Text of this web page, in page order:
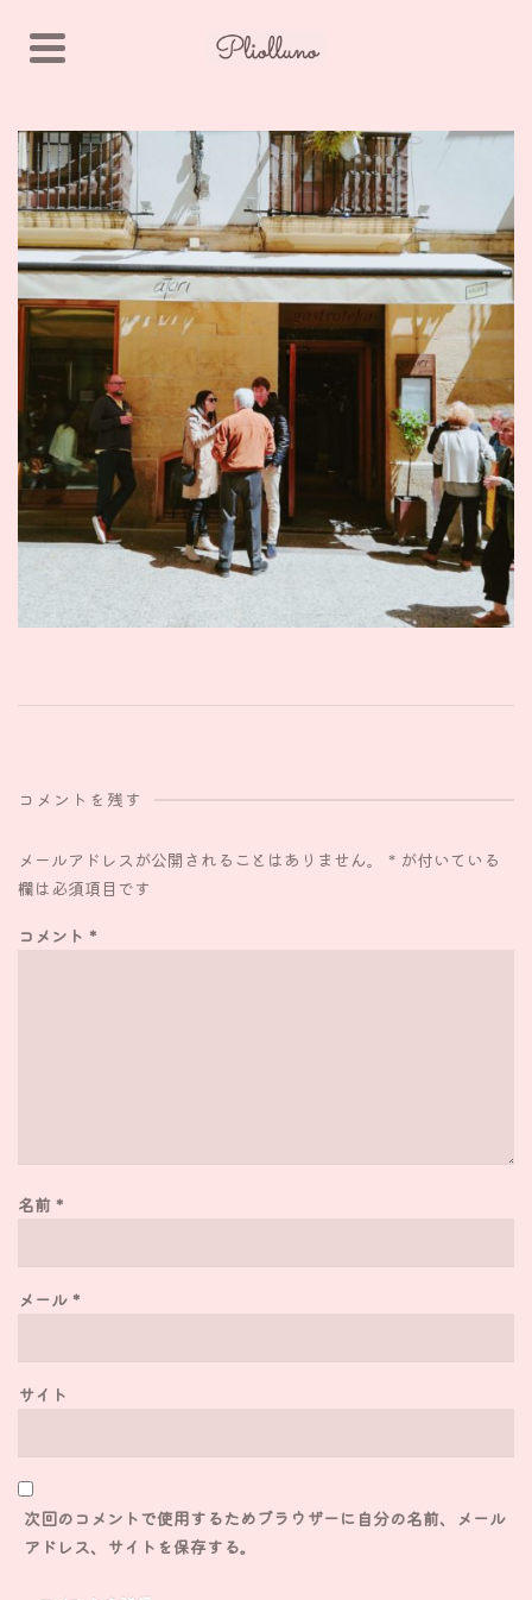
コメントを残す
メールアドレスが公開されることはありません。 * が付いている
欄は必須項目です
コメント *
名前 *
メール *
サイト
次回のコメントで使用するためブラウザーに自分の名前、メール
アドレス、サイトを保存する。